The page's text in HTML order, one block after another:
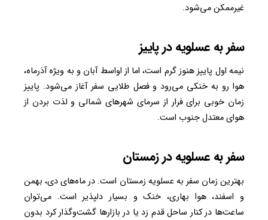
غیرممکن می‌شود.
سفر به عسلویه در پاییز
نیمه اول پاییز هنوز گرم است، اما از اواسط آبان و به ویژه آذرماه،
هوا رو به خنکی می‌رود و فصل طلایی سفر آغاز می‌شود. پاییز
زمان خوبی برای فرار از سرمای شهرهای شمالی و لذت بردن از
هوای معتدل جنوب است.
سفر به عسلویه در زمستان
بهترین زمان سفر به عسلویه زمستان است. در ماه‌های دی، بهمن
و اسفند، هوا بهاری، خنک و بسیار دلپذیر است. می‌توان
ساعت‌ها در کنار ساحل قدم زد یا در بازارها گشت‌وگذار کرد بدون